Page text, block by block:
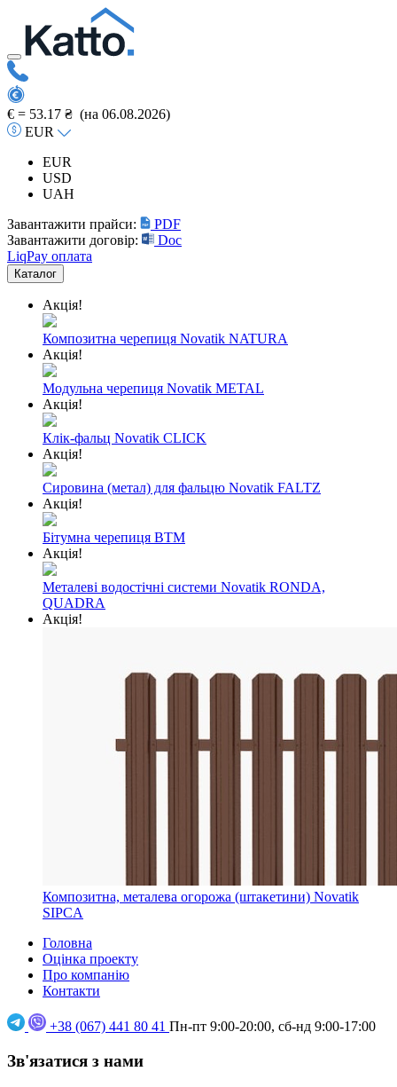
€ = 53.17 ₴ (на 06.08.2026)
EUR
EUR
USD
UAH
Завантажити прайси:
PDF
Завантажити договір:
Doc
LiqPay оплата
Каталог
Акція!
Композитна черепиця Novatik NATURA
Акція!
Модульна черепиця Novatik METAL
Акція!
Клік-фальц Novatik CLICK
Акція!
Сировина (метал) для фальцю Novatik FALTZ
Акція!
Бітумна черепиця BTM
Акція!
Металеві водостічні системи Novatik RONDA,
QUADRA
Акція!
Композитна, металева огорожа (штакетини) Novatik
SIPCA
Головна
Оцінка проекту
Про компанію
Контакти
+38 (067) 441 80 41 Пн-пт 9:00-20:00, сб-нд 9:00-17:00
Зв'язатися з нами